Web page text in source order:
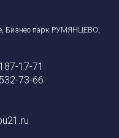
Бизнес парк РУМЯНЦЕВО,
17-71
73-66